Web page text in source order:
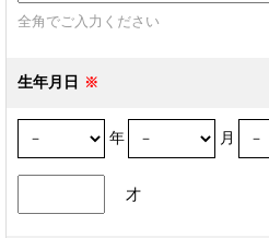
全角でご入力ください
生年月日
年 月
才